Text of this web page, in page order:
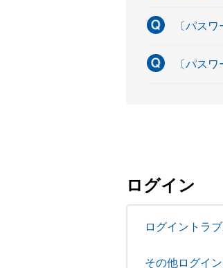
〔パス
〔パス
ログイン
ログイントラ
その他ログイ